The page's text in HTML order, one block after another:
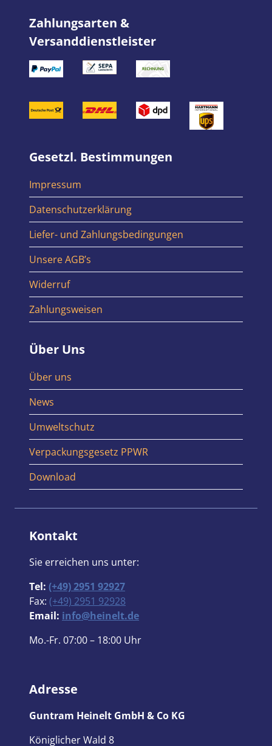
Zahlungsarten &
Versanddienstleister
Gesetzl. Bestimmungen
Impressum
Datenschutzerklärung
Liefer- und Zahlungsbedingungen
Unsere AGB’s
Widerruf
Zahlungsweisen
Über Uns
Über uns
News
Umweltschutz
Verpackungsgesetz PPWR
Download
Kontakt
Sie erreichen uns unter:
Tel: (+49) 2951 92927
Fax: (+49) 2951 92928
Email: info@heinelt.de
Mo.-Fr. 07:00 – 18:00 Uhr
Adresse
Guntram Heinelt GmbH & Co KG
Königlicher Wald 8